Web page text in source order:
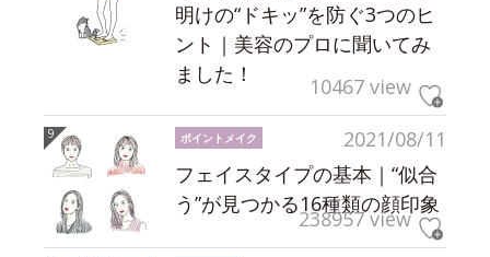
明けの“ドキッ”を防ぐ3つのヒ
ント｜美容のプロに聞いてみ
ました！
10467 view
2021/08/11
ポイントメイク
フェイスタイプの基本｜“似合
う”が見つかる16種類の顔印象
238957 view